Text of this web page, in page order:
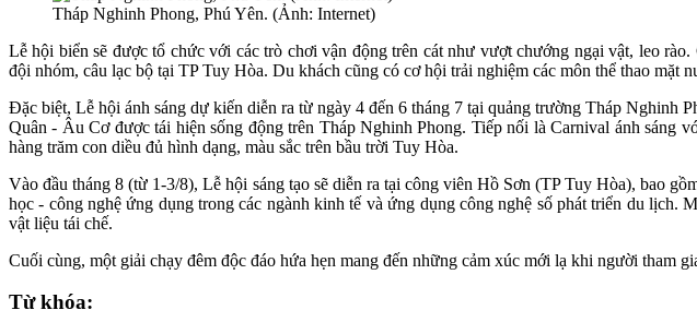
Tháp Nghinh Phong, Phú Yên. (Ảnh: Internet)
Lễ hội biển sẽ được tổ chức với các trò chơi vận động trên cát như vượt chướng ngại vật, leo
đội nhóm, câu lạc bộ tại TP Tuy Hòa. Du khách cũng có cơ hội trải nghiệm các môn thể thao mặt
Đặc biệt, Lễ hội ánh sáng dự kiến diễn ra từ ngày 4 đến 6 tháng 7 tại quảng trường Tháp Nghinh
Quân - Âu Cơ được tái hiện sống động trên Tháp Nghinh Phong. Tiếp nối là Carnival ánh
hàng trăm con diều đủ hình dạng, màu sắc trên bầu trời Tuy Hòa.
Vào đầu tháng 8 (từ 1-3/8), Lễ hội sáng tạo sẽ diễn ra tại công viên Hồ Sơn (TP Tuy Hòa), bao
học - công nghệ ứng dụng trong các ngành kinh tế và ứng dụng công nghệ số phát triển du
vật liệu tái chế.
Cuối cùng, một giải chạy đêm độc đáo hứa hẹn mang đến những cảm xúc mới lạ khi người tham
Từ khóa: